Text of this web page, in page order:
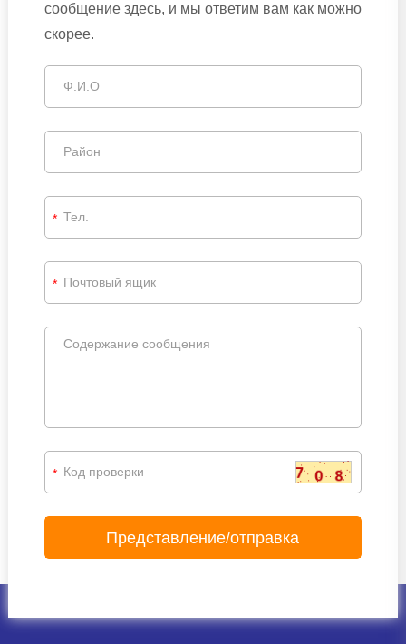
сообщение здесь, и мы ответим вам как можно
скорее.
*
*
*